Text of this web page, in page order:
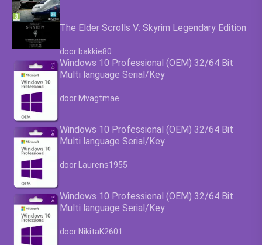
The Elder Scrolls V: Skyrim Legendary Edition
Waardering4.63
door bakkie80
Windows 10 Professional (OEM) 32/64 Bit
Multi language Serial/Key
Waardering4.63
door Mvagtmae
Windows 10 Professional (OEM) 32/64 Bit
Multi language Serial/Key
Waardering4.63uit 5
door Laurens1955
Windows 10 Professional (OEM) 32/64 Bit
Multi language Serial/Key
Waardering4.63
door NikitaK2601